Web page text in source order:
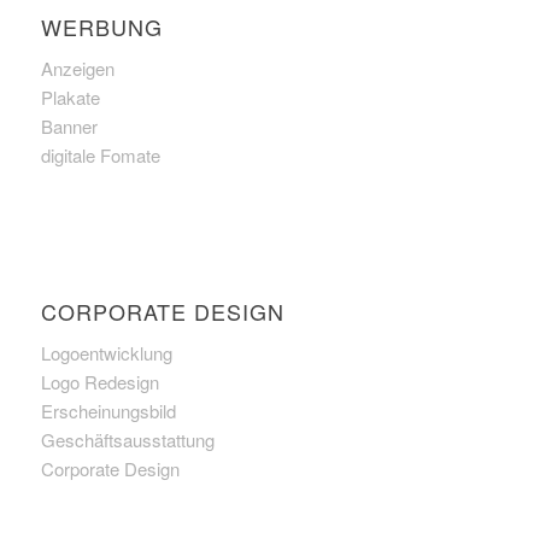
WERBUNG
Anzeigen
Plakate
Banner
digitale Fomate
CORPORATE DESIGN
Logoentwicklung
Logo Redesign
Erscheinungsbild
Geschäftsausstattung
Corporate Design